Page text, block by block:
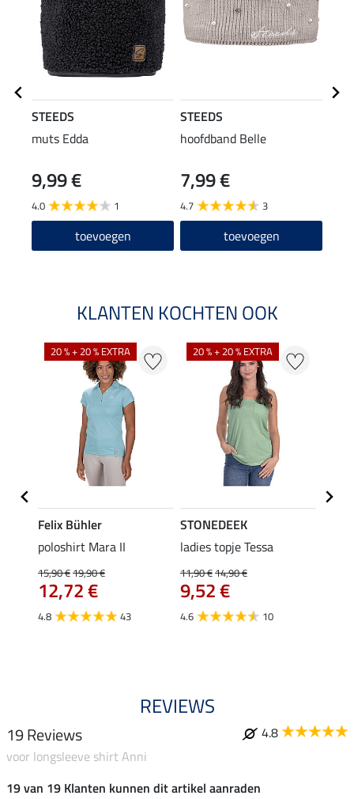
STEEDS
muts Edda
9,99 €
4.0 1
toevoegen
STEEDS
hoofdband Belle
7,99 €
4.7 3
toevoegen
KLANTEN KOCHTEN OOK
20 % + 20 % EXTRA
Felix Bühler
poloshirt Mara II
15,90 €19,90 €
12,72 €
4.8 43
20 % + 20 % EXTRA
STONEDEEK
ladies topje Tessa
11,90 €14,90 €
9,52 €
4.6 10
REVIEWS
19 Reviews
4.8
voor longsleeve shirt Anni
19 van 19 Klanten kunnen dit artikel aanraden